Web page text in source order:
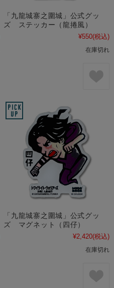
「九龍城寨之圍城」公式グッ
ズ ステッカー（龍捲風）
¥550(税込)
在庫切れ
「九龍城寨之圍城」公式グッ
ズ マグネット（四仔）
¥2,420(税込)
在庫切れ